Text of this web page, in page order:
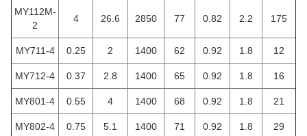
MY112M-
2
4 26.6 2850 77 0.82 2.2 175
MY711-4 0.25 2 1400 62 0.92 1.8 12
MY712-4 0.37 2.8 1400 65 0.92 1.8 16
MY801-4 0.55 4 1400 68 0.92 1.8 21
MY802-4 0.75 5.1 1400 71 0.92 1.8 29